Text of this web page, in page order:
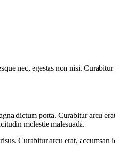
nec, egestas non nisi.
dictum porta. Curabitur arcu
molestie malesuada.
Curabitur arcu erat,